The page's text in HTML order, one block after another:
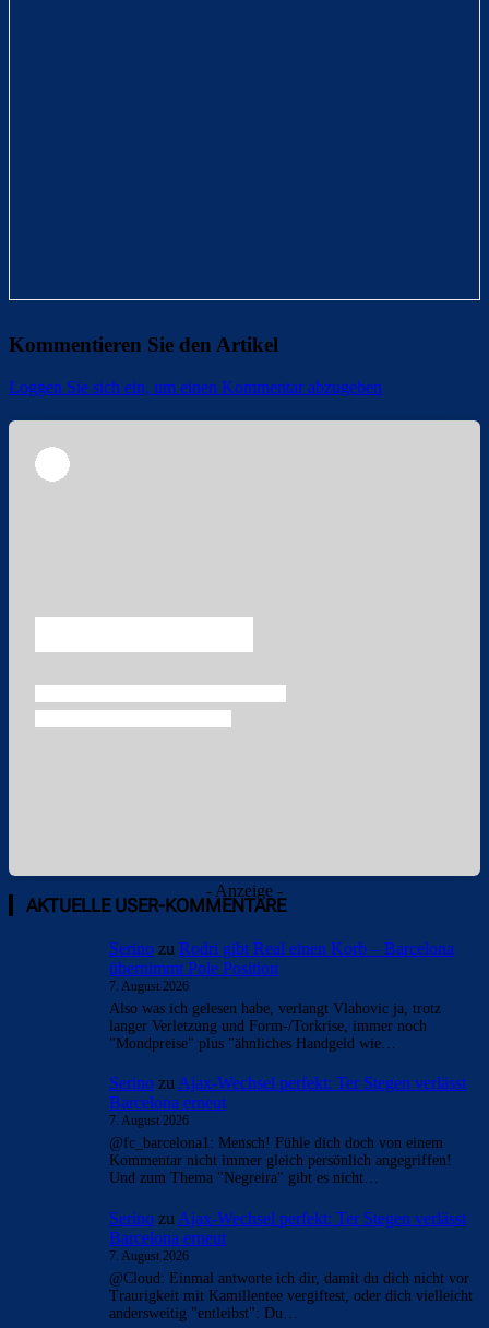
Kommentieren Sie den Artikel
Loggen Sie sich ein, um einen Kommentar abzugeben
- Anzeige -
AKTUELLE USER-KOMMENTARE
Serino zu Rodri gibt Real einen Korb – Barcelona
übernimmt Pole Position
7. August 2026
Also was ich gelesen habe, verlangt Vlahovic ja, trotz
langer Verletzung und Form-/Torkrise, immer noch
"Mondpreise" plus "ähnliches Handgeld wie…
Serino zuAjax-Wechsel perfekt: Ter Stegen verlässt
Barcelona erneut
7. August 2026
@fc_barcelona1: Mensch! Fühle dich doch von einem
Kommentar nicht immer gleich persönlich angegriffen!
Und zum Thema "Negreira" gibt es nicht…
Serino zuAjax-Wechsel perfekt: Ter Stegen verlässt
Barcelona erneut
7. August 2026
@Cloud: Einmal antworte ich dir, damit du dich nicht vor
Traurigkeit mit Kamillentee vergiftest, oder dich vielleicht
andersweitig "entleibst": Du…